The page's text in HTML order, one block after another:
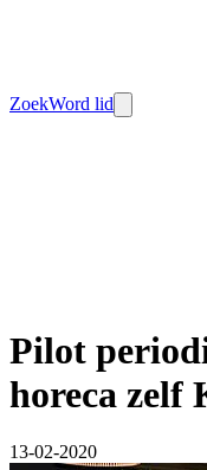
ZoekWord lid
Pilot
horeca
13-02-2020